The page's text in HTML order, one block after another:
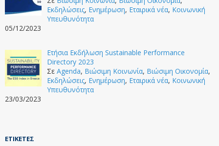
Εκδηλώσεις, Ενημέρωση, Εταιρικά νέα, Κοινωνική
Υπευθυνότητα
05/12/2023
Ετήσια Εκδήλωση Sustainable Performance
Directory 2023
Σε Agenda, Βιώσιμη Κοινωνία, Βιώσιμη Οικονομία,
Εκδηλώσεις, Ενημέρωση, Εταιρικά νέα, Κοινωνική
Υπευθυνότητα
23/03/2023
ΕΤΙΚΈΤΕΣ